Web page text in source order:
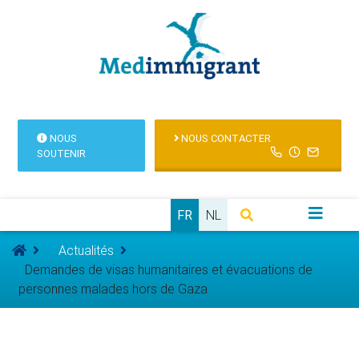
NOUS
SOUTENIR
NOUS CONTACTER
FR NL
Actualités
Demandes de visas humanitaires et évacuations de
personnes malades hors de Gaza